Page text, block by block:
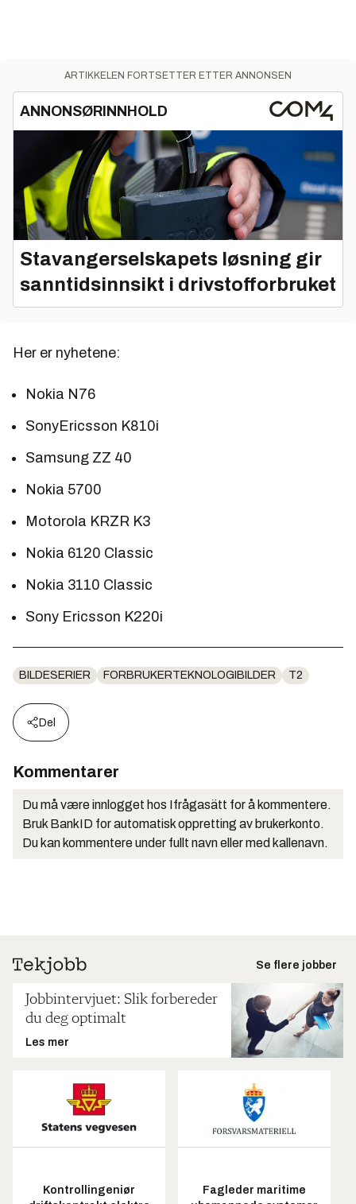
ARTIKKELEN FORTSETTER ETTER ANNONSEN
ANNONSØRINNHOLD
Stavangerselskapets løsning gir
sanntidsinnsikt i drivstofforbruket
Her er nyhetene:
Nokia N76
SonyEricsson K810i
Samsung ZZ 40
Nokia 5700
Motorola KRZR K3
Nokia 6120 Classic
Nokia 3110 Classic
Sony Ericsson K220i
BILDESERIER FORBRUKERTEKNOLOGIBILDER T2
Del
Kommentarer
Du må være innlogget hos Ifrågasätt for å kommentere.
Bruk BankID for automatisk oppretting av brukerkonto.
Du kan kommentere under fullt navn eller med kallenavn.
Se flere jobber
Jobbintervjuet: Slik forbereder
du deg optimalt
Les mer
Kontrollingeniør
Fagleder maritime